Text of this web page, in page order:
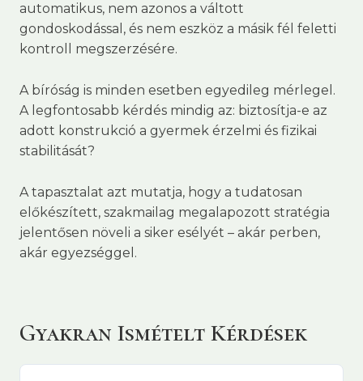
automatikus, nem azonos a váltott
gondoskodással, és nem eszköz a másik fél feletti
kontroll megszerzésére.
A bíróság is minden esetben egyedileg mérlegel.
A legfontosabb kérdés mindig az: biztosítja-e az
adott konstrukció a gyermek érzelmi és fizikai
stabilitását?
A tapasztalat azt mutatja, hogy a tudatosan
előkészített, szakmailag megalapozott stratégia
jelentősen növeli a siker esélyét – akár perben,
akár egyezséggel.
Gyakran Ismételt Kérdések